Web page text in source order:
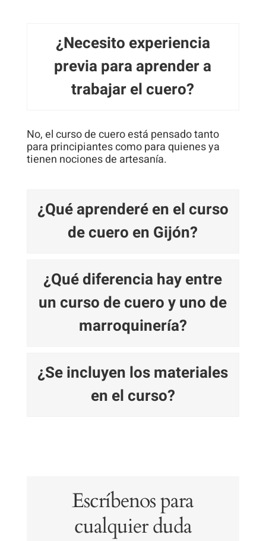
¿Necesito experiencia
previa para aprender a
trabajar el cuero?
No, el curso de cuero está pensado tanto
para principiantes como para quienes ya
tienen nociones de artesanía.
¿Qué aprenderé en el curso
de cuero en Gijón?
¿Qué diferencia hay entre
un curso de cuero y uno de
marroquinería?
¿Se incluyen los materiales
en el curso?
Escríbenos para
cualquier duda